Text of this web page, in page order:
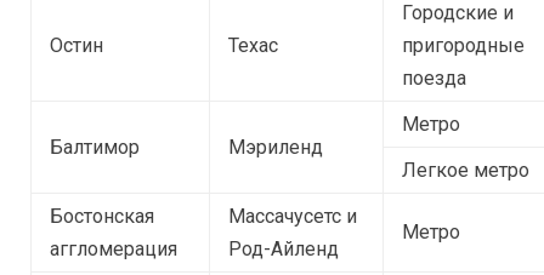
Остин Техас
Городские и
пригородные
поезда
Балтимор Мэриленд
Метро
Легкое метро
Бостонская
аггломерация
Массачусетс и
Род-Айленд
Метро